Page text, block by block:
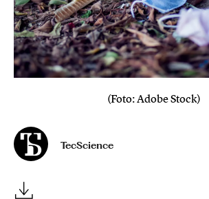
(Foto: Adobe Stock)
TecScience